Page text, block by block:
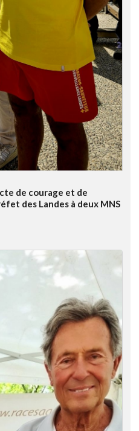
de courage et de
des Landes à deux MNS